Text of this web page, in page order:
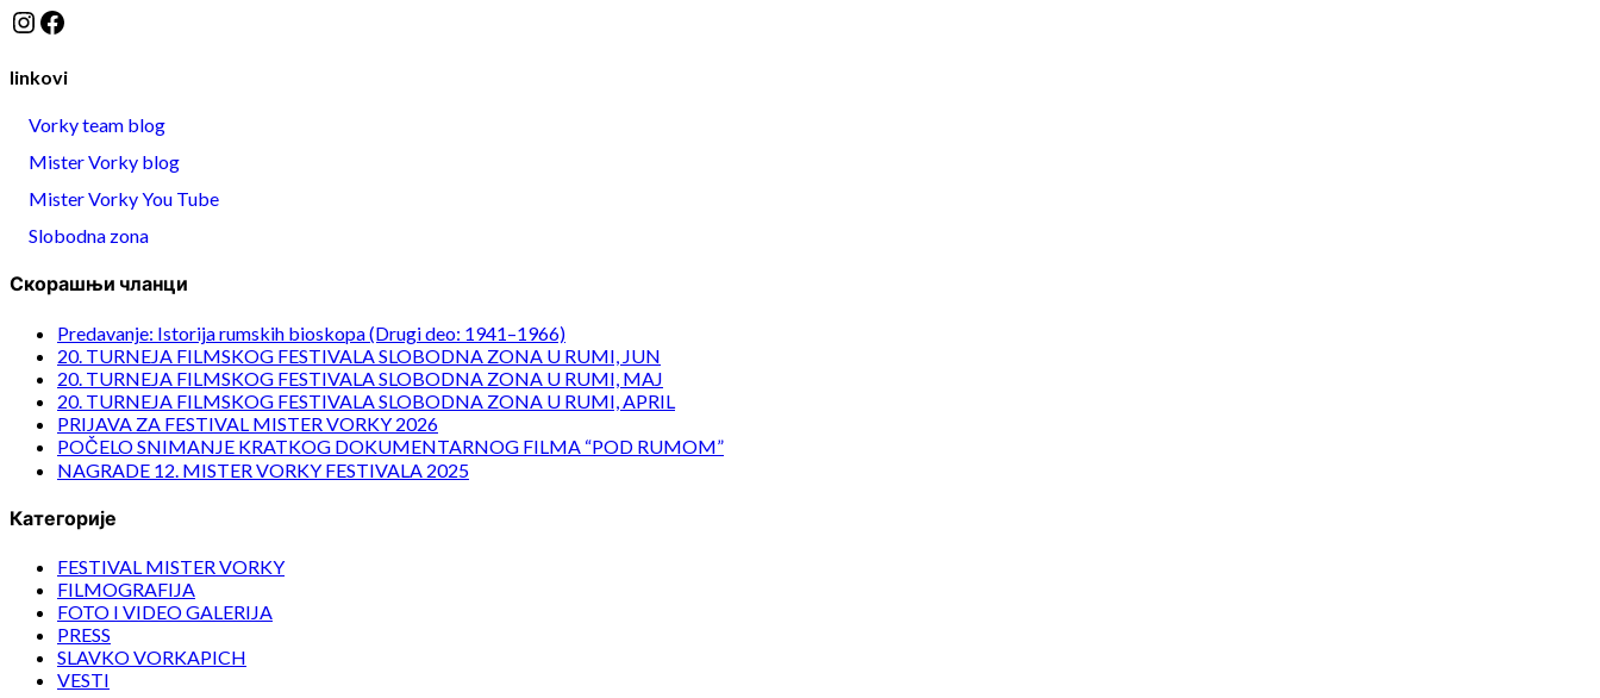
Instagram
Facebook
linkovi
Vorky team blog
Mister Vorky blog
Mister Vorky You Tube
Slobodna zona
Скорашњи чланци
Predavanje: Istorija rumskih bioskopa (Drugi deo: 1941–1966)
20. TURNEJA FILMSKOG FESTIVALA SLOBODNA ZONA U RUMI, JUN
20. TURNEJA FILMSKOG FESTIVALA SLOBODNA ZONA U RUMI, MAJ
20. TURNEJA FILMSKOG FESTIVALA SLOBODNA ZONA U RUMI, APRIL
PRIJAVA ZA FESTIVAL MISTER VORKY 2026
POČELO SNIMANJE KRATKOG DOKUMENTARNOG FILMA “POD RUMOM”
NAGRADE 12. MISTER VORKY FESTIVALA 2025
Категорије
FESTIVAL MISTER VORKY
FILMOGRAFIJA
FOTO I VIDEO GALERIJA
PRESS
SLAVKO VORKAPICH
VESTI